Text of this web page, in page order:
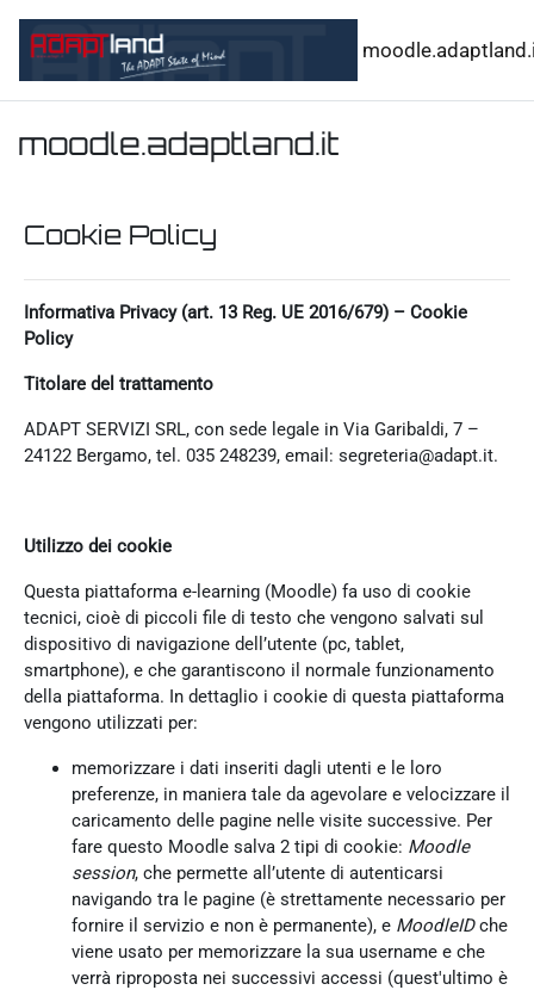
moodle.adaptland.it
Cookie Policy
Informativa Privacy (art. 13 Reg. UE 2016/679) – Cookie
Policy
Titolare del trattamento
ADAPT SERVIZI SRL, con sede legale in Via Garibaldi, 7 –
24122 Bergamo, tel. 035 248239, email: segreteria@adapt.it.
Utilizzo dei cookie
Questa piattaforma e-learning (Moodle) fa uso di cookie
tecnici, cioè di piccoli file di testo che vengono salvati sul
dispositivo di navigazione dell’utente (pc, tablet,
smartphone), e che garantiscono il normale funzionamento
della piattaforma. In dettaglio i cookie di questa piattaforma
vengono utilizzati per:
memorizzare i dati inseriti dagli utenti e le loro
preferenze, in maniera tale da agevolare e velocizzare il
caricamento delle pagine nelle visite successive. Per
fare questo Moodle salva 2 tipi di cookie: Moodle
session, che permette all’utente di autenticarsi
navigando tra le pagine (è strettamente necessario per
fornire il servizio e non è permanente), e MoodleIDche
viene usato per memorizzare la sua username e che
verrà riproposta nei successivi accessi (quest'ultimo è